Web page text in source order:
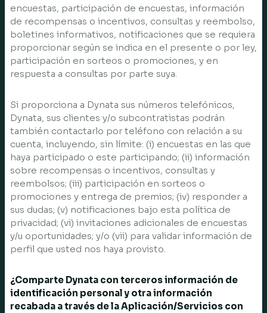
encuestas, participación de encuestas, información
de recompensas o incentivos, consultas y reembolso,
boletines informativos, notificaciones que se requiera
proporcionar según se indica en el presente o por ley,
participación en sorteos o promociones, y en
respuesta a consultas por parte suya.
Si proporciona a Dynata sus números telefónicos,
Dynata, sus clientes y/o subcontratistas podrán
también contactarlo por teléfono con relación a su
cuenta, incluyendo, sin límite: (i) encuestas en las que
haya participado o este participando; (ii) información
sobre recompensas o incentivos, consultas y
reembolsos; (iii) participación en sorteos o
promociones y entrega de premios; (iv) responder a
sus dudas; (v) notificaciones bajo esta política de
privacidad; (vi) invitaciones adicionales de encuestas
y/u oportunidades; y/o (vii) para validar información de
perfil que usted nos haya provisto.
¿Comparte Dynata con terceros información de
identificación personal y otra información
recabada a través de la Aplicación/Servicios con